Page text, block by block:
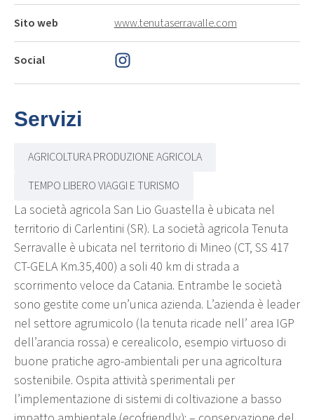
Sito web www.tenutaserravalle.com
Social
Servizi
AGRICOLTURA PRODUZIONE AGRICOLA
TEMPO LIBERO VIAGGI E TURISMO
La società agricola San Lio Guastella è ubicata nel
territorio di Carlentini (SR). La società agricola Tenuta
Serravalle è ubicata nel territorio di Mineo (CT, SS 417
CT-GELA Km.35,400) a soli 40 km di strada a
scorrimento veloce da Catania. Entrambe le società
sono gestite come un’unica azienda. L’azienda è leader
nel settore agrumicolo (la tenuta ricade nell’ area IGP
dell’arancia rossa) e cerealicolo, esempio virtuoso di
buone pratiche agro-ambientali per una agricoltura
sostenibile. Ospita attività sperimentali per
l’implementazione di sistemi di coltivazione a basso